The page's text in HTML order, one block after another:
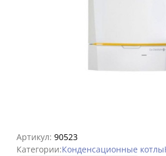
Артикул: 90523
Категории:Конденсационные котлы